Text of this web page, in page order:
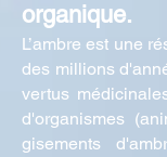
organique.
L’ambre est une
des millions
vertus
d'organismes
gisements